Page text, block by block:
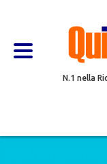
N.1 nella